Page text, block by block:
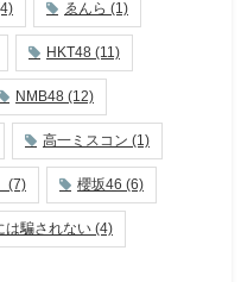
ゑんら (1)
HKT48 (11)
NMB48 (12)
高一ミスコン (1)
(7) 櫻坂46 (6)
は騙されない (4)